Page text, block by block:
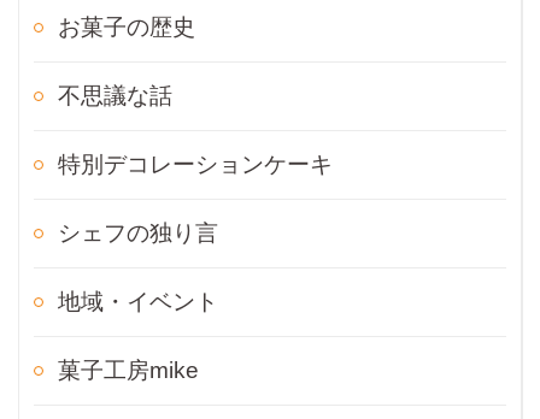
お菓子の歴史
不思議な話
特別デコレーションケーキ
シェフの独り言
地域・イベント
菓子工房mike